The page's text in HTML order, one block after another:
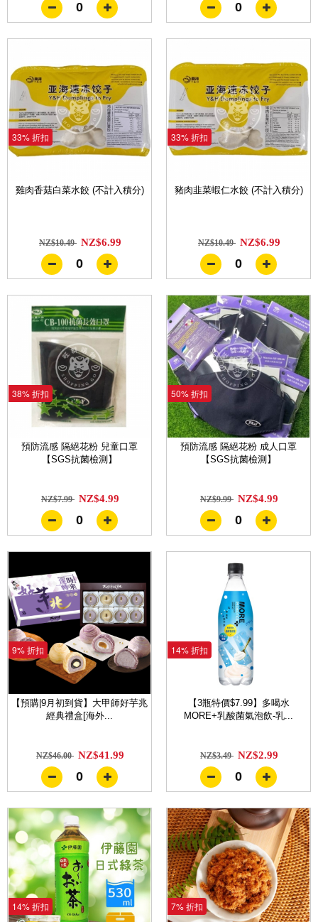
0 0
33% 折扣
雞肉香菇白菜水餃 (不計入積分)
NZ$10.49 NZ$6.99
0
33% 折扣
豬肉韭菜蝦仁水餃 (不計入積分)
NZ$10.49 NZ$6.99
0
38% 折扣
預防流感 隔絕花粉 兒童口罩
【SGS抗菌檢測】
NZ$7.99 NZ$4.99
0
50% 折扣
預防流感 隔絕花粉 成人口罩
【SGS抗菌檢測】
NZ$9.99 NZ$4.99
0
9% 折扣
【預購|9月初到貨】大甲師好芋兆
經典禮盒[海外...
NZ$46.00 NZ$41.99
0
14% 折扣
【3瓶特價$7.99】多喝水
MORE+乳酸菌氣泡飲-乳...
NZ$3.49 NZ$2.99
0
14% 折扣 7% 折扣